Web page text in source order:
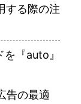
する際の注
『auto』
告の最適